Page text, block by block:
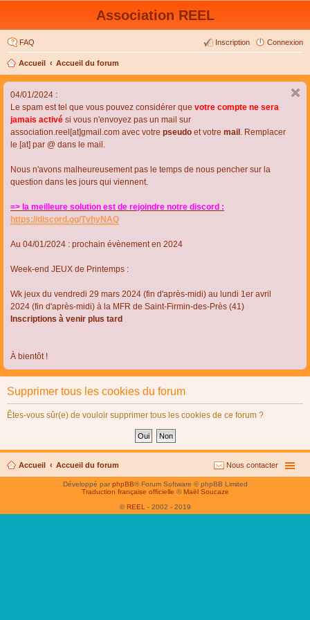
Association REEL
FAQ Connexion
Inscription
Accueil Accueil du forum
04/01/2024 :
Le spam est tel que vous pouvez considérer que votre compte ne sera
jamais activé si vous n'envoyez pas un mail sur
association.reel[at]gmail.com avec votre pseudo et votre mail . Remplacer
le [at] par @ dans le mail.
Nous n'avons malheureusement pas le temps de nous pencher sur la
question dans les jours qui viennent.
=> la meilleure solution est de rejoindre notre discord :
https://discord.gg/TvhyNAQ
Au 04/01/2024 : prochain évènement en 2024
Week-end JEUX de Printemps :
Wk jeux du vendredi 29 mars 2024 (fin d'après-midi) au lundi 1er avril
2024 (fin d'après-midi) à la MFR de Saint-Firmin-des-Près (41)
Inscriptions à venir plus tard
À bientôt !
Supprimer tous les cookies du forum
Êtes-vous sûr(e) de vouloir supprimer tous les cookies de ce forum ?
Accueil Accueil du forum Nous contacter
Développé parphpBB® Forum Software © phpBB Limited
Traduction française officielle © Maël Soucaze
© REEL - 2002 - 2019